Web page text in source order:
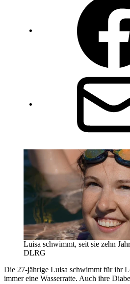
Luisa schwimmt, seit sie zehn
DLRG
Die 27-jährige Luisa schwimmt für ihr
immer eine Wasserratte. Auch ihre